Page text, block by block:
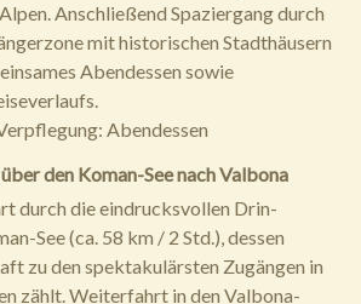
Anschließend Spaziergang durch
mit historischen Stadthäusern
Abendessen sowie
Abendessen
den Koman-See nach Valbona
durch die eindrucksvollen Drin-
See (ca. 58 km / 2 Std.), dessen
zu den spektakulärsten Zugängen in
zählt. Weiterfahrt in den Valbona-